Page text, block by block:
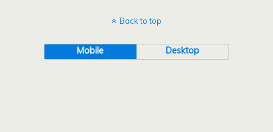
Back to top
Mobile Desktop